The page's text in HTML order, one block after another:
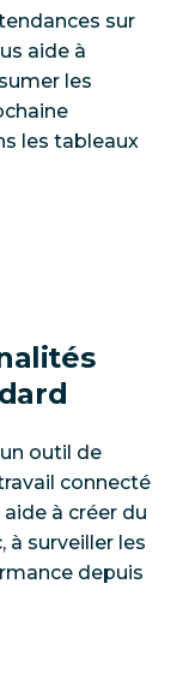
sur
aide à
les
les tableaux
outil de
connecté
à créer du
à surveiller les
depuis